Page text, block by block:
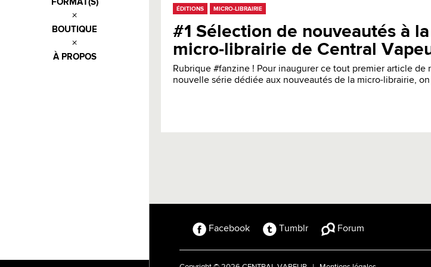
FORMAT(S)
BOUTIQUE
À PROPOS
ÉDITIONS MICRO-LIBRAIRIE
#1 Sélection de nouveautés à la
micro-librairie de Central
Rubrique #fanzine ! Pour inaugurer ce tout premier article de
nouvelle série dédiée aux nouveautés de la micro-librairie, on
Facebook Tumblr Forum